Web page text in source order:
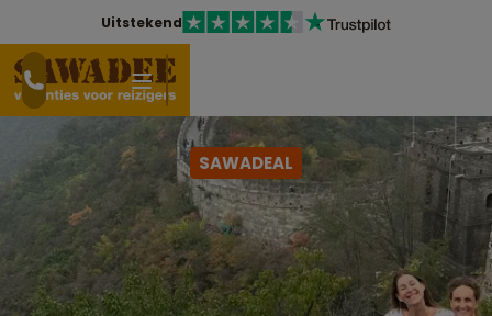
Uitstekend
SAWADEAL